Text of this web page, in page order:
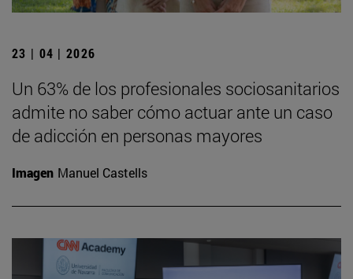
23 | 04 | 2026
Un 63% de los profesionales sociosanitarios
admite no saber cómo actuar ante un caso
de adicción en personas mayores
Imagen Manuel Castells